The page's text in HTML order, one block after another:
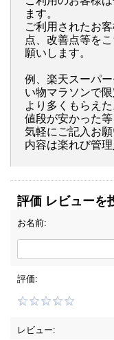
ます。
ご利用されたお
点、改善点等を
願いします。
例、楽天スーパ
い物マラソンで
より多くもらえ
値段が安かった
気軽にご記入お
内容は楽れび管
評価 レビューを
お名前:
評価:
レビュー: